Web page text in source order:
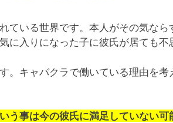
ている世界です。本人がその気な
に入りになった子に彼氏が居ても不
。キャバクラで働いている理由を
う事は今の彼氏に満足していない可